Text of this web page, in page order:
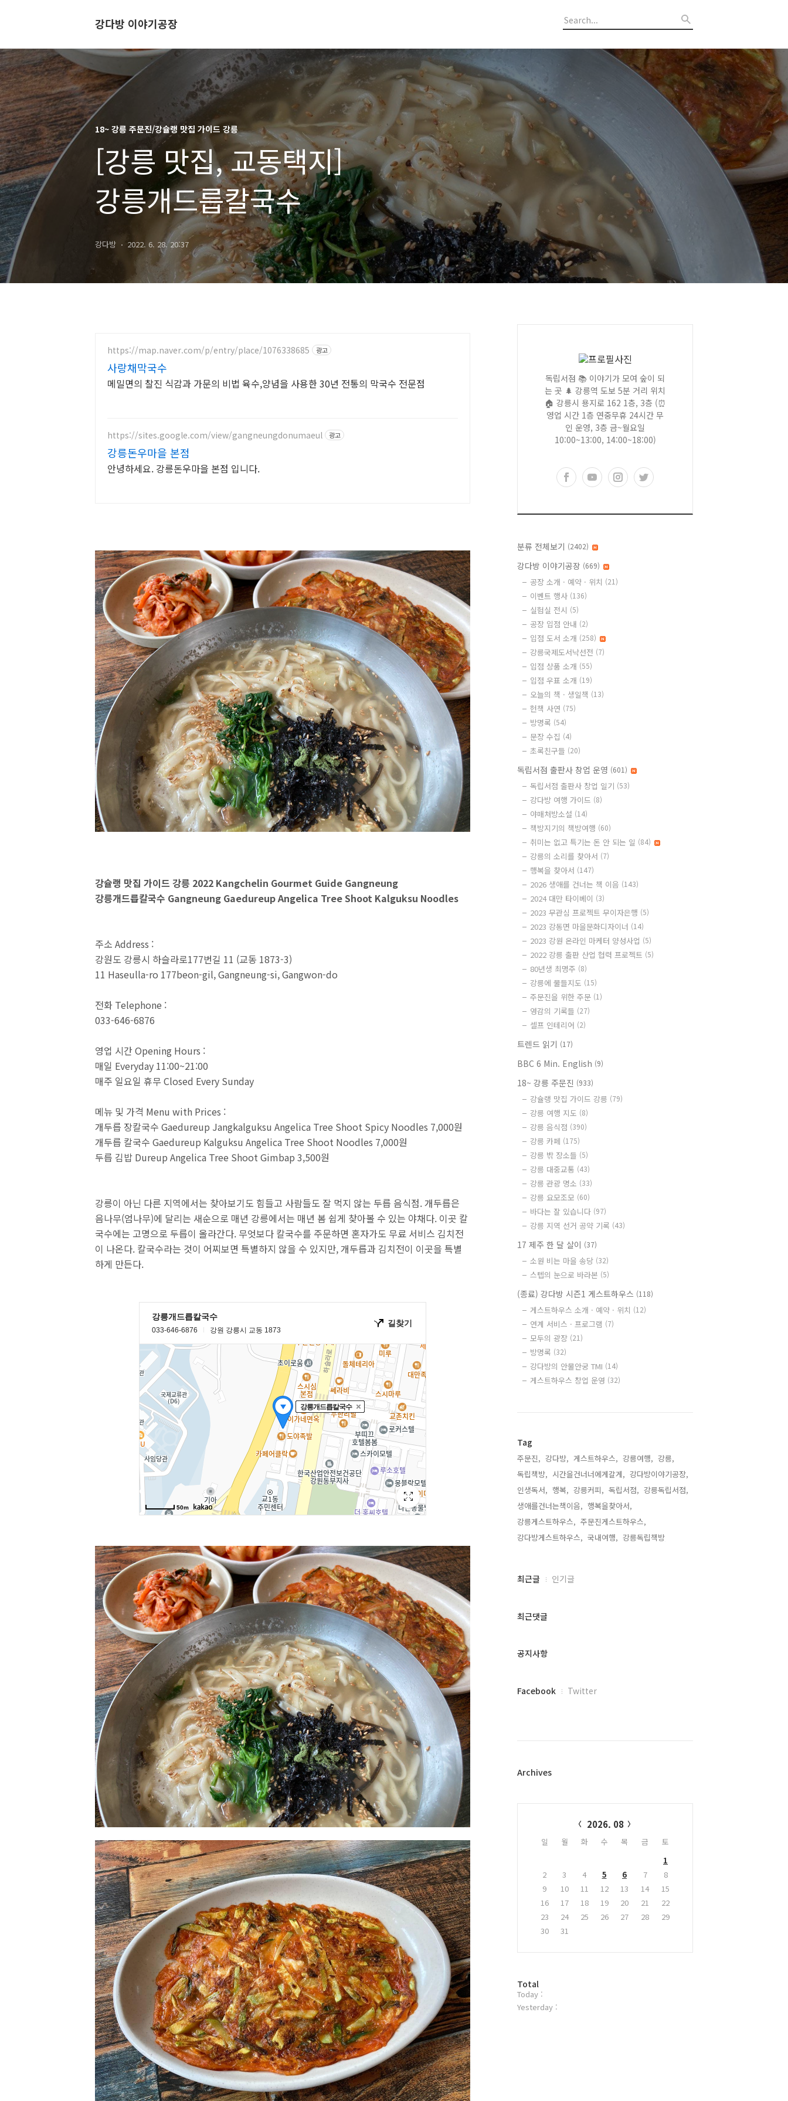
강다방 이야기공장
18~ 강릉 주문진/강슐랭 맛집 가이드 강릉
[강릉 맛집, 교동택지]
강릉개드릅칼국수
강다방 2022. 6. 28. 20:37
https://map.naver.com/p/entry/place/1076338685 광고
사랑채막국수
메밀면의 찰진 식감과 가문의 비법 육수,양념을 사용한 30년 전통의 막국수 전문점
https://sites.google.com/view/gangneungdonumaeul 광고
강릉돈우마을 본점
안녕하세요. 강릉돈우마을 본점 입니다.
강슐랭 맛집 가이드 강릉 2022 Kangchelin Gourmet Guide Gangneung
강릉개드릅칼국수 Gangneung Gaedureup Angelica Tree Shoot Kalguksu Noodles
주소 Address :
강원도 강릉시 하슬라로177번길 11 (교동 1873-3)
11 Haseulla-ro 177beon-gil, Gangneung-si, Gangwon-do
전화 Telephone :
033-646-6876
영업 시간 Opening Hours :
매일 Everyday 11:00~21:00
매주 일요일 휴무 Closed Every Sunday
메뉴 및 가격 Menu with Prices :
개두릅 장칼국수 Gaedureup Jangkalguksu Angelica Tree Shoot Spicy Noodles 7,000원
개두릅 칼국수 Gaedureup Kalguksu Angelica Tree Shoot Noodles 7,000원
두릅 김밥 Dureup Angelica Tree Shoot Gimbap 3,500원
강릉이 아닌 다른 지역에서는 찾아보기도 힘들고 사람들도 잘 먹지 않는 두릅 음식점. 개두릅은
음나무(엄나무)에 달리는 새순으로 매년 강릉에서는 매년 봄 쉽게 찾아볼 수 있는 야채다. 이곳 칼
국수에는 고명으로 두릅이 올라간다. 무엇보다 칼국수를 주문하면 혼자가도 무료 서비스 김치전
이 나온다. 칼국수라는 것이 어찌보면 특별하지 않을 수 있지만, 개두릅과 김치전이 이곳을 특별
하게 만든다.
독립서점 📚 이야기가 모여 숲이 되
는 곳 🌲 강릉역 도보 5분 거리 위치
🏠 강릉시 용지로 162 1층, 3층 (⏰
영업 시간 1층 연중무휴 24시간 무
인 운영, 3층 금~월요일
10:00~13:00, 14:00~18:00)
분류 전체보기 (2402)
강다방 이야기공장 (669)
공장 소개 · 예약 · 위치 (21)
이벤트 행사 (136)
실험실 전시 (5)
공장 입점 안내 (2)
입점 도서 소개 (258)
강릉국제도서낙선전 (7)
입점 상품 소개 (55)
입점 우표 소개 (19)
오늘의 책 · 생일책 (13)
헌책 사연 (75)
방명록 (54)
문장 수집 (4)
초록친구들 (20)
독립서점 출판사 창업 운영 (601)
독립서점 출판사 창업 일기 (53)
강다방 여행 가이드 (8)
야매처방소설 (14)
책방지기의 책방여행 (60)
취미는 없고 특기는 돈 안 되는 일 (84)
강릉의 소리를 찾아서 (7)
행복을 찾아서 (147)
2026 생애를 건너는 책 이음 (143)
2024 대만 타이베이 (3)
2023 무관심 프로젝트 무이자은행 (5)
2023 강동면 마을문화디자이너 (14)
2023 강원 온라인 마케터 양성사업 (5)
2022 강릉 출판 산업 협력 프로젝트 (5)
80년생 최명주 (8)
강릉에 물들지도 (15)
주문진을 위한 주문 (1)
영감의 기록들 (27)
셀프 인테리어 (2)
트렌드 읽기 (17)
BBC 6 Min. English (9)
18~ 강릉 주문진 (933)
강슐랭 맛집 가이드 강릉 (79)
강릉 여행 지도 (8)
강릉 음식점 (390)
강릉 카페 (175)
강릉 밖 장소들 (5)
강릉 대중교통 (43)
강릉 관광 명소 (33)
강릉 요모조모 (60)
바다는 잘 있습니다 (97)
강릉 지역 선거 공약 기록 (43)
17 제주 한 달 살이 (37)
소원 비는 마을 송당 (32)
스텝의 눈으로 바라본 (5)
(종료) 강다방 시즌1 게스트하우스 (118)
게스트하우스 소개 · 예약 · 위치 (12)
연계 서비스 · 프로그램 (7)
모두의 광장 (21)
방명록 (32)
강다방의 안물안궁 TMI (14)
게스트하우스 창업 운영 (32)
Tag
주문진, 강다방, 게스트하우스, 강릉여행, 강릉,
독립책방, 시간을건너너에게갈게, 강다방이야기공장,
인생독서, 행복, 강릉커피, 독립서점, 강릉독립서점,
생애를건너는책이음, 행복을찾아서,
강릉게스트하우스, 주문진게스트하우스,
강다방게스트하우스, 국내여행, 강릉독립책방,
최
과
글
최근글 인기글
최근댓글
공지사항
페
플
Facebook Twitter
Archives
2026. 08
일 월 화 수 목 금
토
1
2
3 4 5 6 7
8
9
10 11 12 13 14
15
16
17 18 19 20 21
22
23
24 25 26 27 28
29
30
31
방
문
자
Total
Today :
Yesterday :